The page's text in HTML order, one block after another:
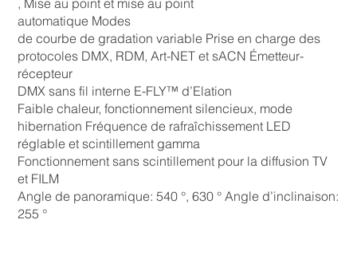
automatique Modes
de courbe de gradation variable Prise en charge des
protocoles DMX, RDM, Art-NET et sACN Émetteur-
récepteur
DMX sans fil interne E-FLY™ d’Elation
Faible chaleur, fonctionnement silencieux, mode
hibernation Fréquence de rafraîchissement LED
réglable et scintillement gamma
Fonctionnement sans scintillement pour la diffusion TV
et FILM
Angle de panoramique: 540 °, 630 ° Angle d’inclinaison:
255 °